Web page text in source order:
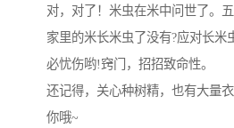
对，对了！米虫在米中问世了。
家里的米长米虫了没有?应对长米
必忧伤哟!窍门，招招致命性。
还记得，关心种树精，也有大量
你哦~